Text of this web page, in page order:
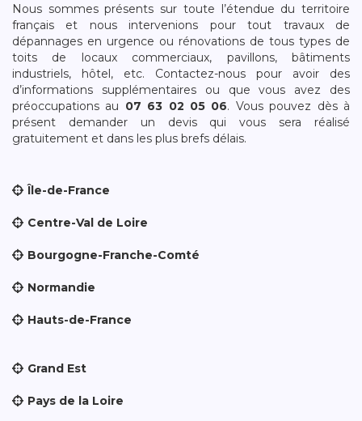
Nous sommes présents sur toute l’étendue du territoire
français et nous intervenions pour tout travaux de
dépannages en urgence ou rénovations de tous types de
toits de locaux commerciaux, pavillons, bâtiments
industriels, hôtel, etc. Contactez-nous pour avoir des
d’informations supplémentaires ou que vous avez des
préoccupations au 07 63 02 05 06. Vous pouvez dès à
présent demander un devis qui vous sera réalisé
gratuitement et dans les plus brefs délais.
Île-de-France
Centre-Val de Loire
Bourgogne-Franche-Comté
Normandie
Hauts-de-France
Grand Est
Pays de la Loire